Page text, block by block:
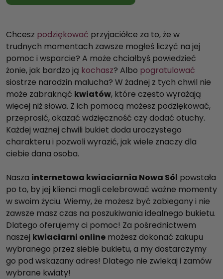
Chcesz podziękować przyjaciółce za to, że w
trudnych momentach zawsze mogłeś liczyć na jej
pomoc i wsparcie? A może chciałbyś powiedzieć
żonie, jak bardzo ją kochasz? Albo pogratulować
siostrze narodzin malucha? W żadnej z tych chwil nie
może zabraknąć kwiatów, które często wyrażają
więcej niż słowa. Z ich pomocą możesz podziękować,
przeprosić, okazać wdzięczność czy dodać otuchy.
Każdej ważnej chwili bukiet doda uroczystego
charakteru i pozwoli wyrazić, jak wiele znaczy dla
ciebie dana osoba.
Nasza internetowa kwiaciarnia Nowa Sól powstała
po to, by jej klienci mogli celebrować ważne momenty
w swoim życiu. Wiemy, że możesz być zabiegany i nie
zawsze masz czas na poszukiwania idealnego bukietu.
Dlatego oferujemy ci pomoc! Za pośrednictwem
naszej kwiaciarni online możesz dokonać zakupu
wybranego przez siebie bukietu, a my dostarczymy
go pod wskazany adres! Dlatego nie zwlekaj i zamów
wybrane kwiaty!